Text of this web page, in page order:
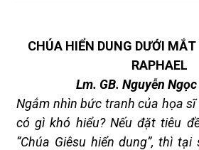
CHÚA HIỂN DUNG DƯỚI
RAPHAEL
Lm. GB. Nguyễn
Ngắm nhìn bức tranh của họa sĩ
có gì khó hiểu? Nếu đặt tiêu
“Chúa Giêsu hiển dung”, thì